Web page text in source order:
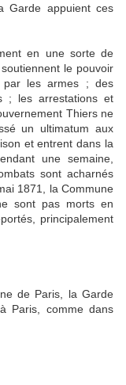
Garde appuient ces
en une sorte de
le pouvoir
par les armes ; des
; les arrestations et
Thiers ne
un ultimatum aux
et entrent dans la
une semaine,
sont acharnés
1871, la Commune
sont pas morts en
principalement
de Paris, la Garde
Paris, comme dans